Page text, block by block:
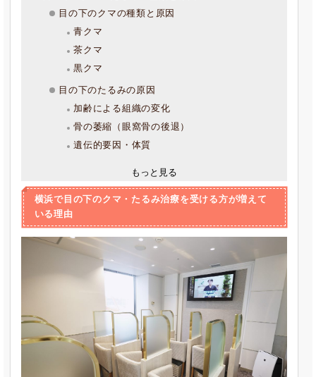
目の下のクマの種類と原因
青クマ
茶クマ
黒クマ
目の下のたるみの原因
加齢による組織の変化
骨の萎縮（眼窩骨の後退）
遺伝的要因・体質
もっと見る
横浜で目の下のクマ・たるみ治療を受ける方が増えて
いる理由